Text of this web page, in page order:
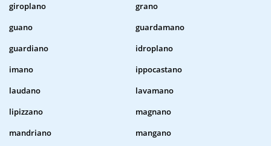
giroplano
grano
guano
guardamano
guardiano
idroplano
imano
ippocastano
laudano
lavamano
lipizzano
magnano
mandriano
mangano